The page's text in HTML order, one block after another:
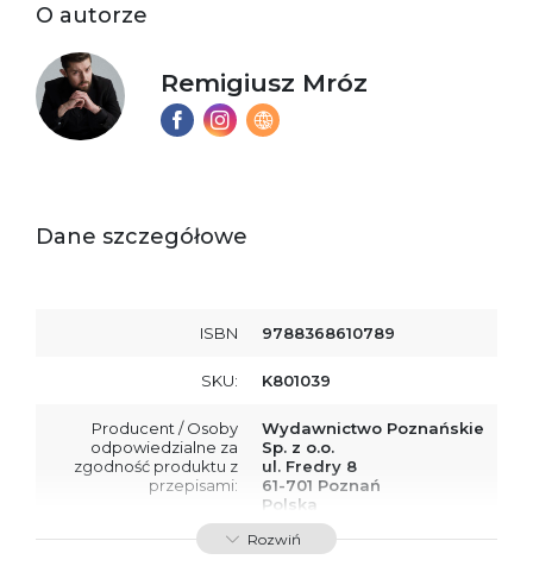
O autorze
Remigiusz Mróz
Dane szczegółowe
ISBN 9788368610789
SKU: K801039
Producent / Osoby
odpowiedzialne za
zgodność produktu z
przepisami:
Wydawnictwo Poznańskie
Sp. z o.o.
ul. Fredry 8
61-701 Poznań
Polska
kontakt@wydajenamsie.pl
+48 61 623 38 38
Rozwiń